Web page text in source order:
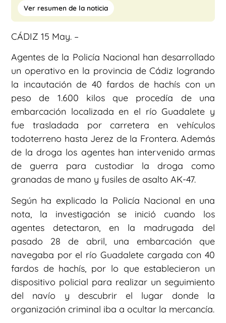
Ver resumen de la noticia
CÁDIZ 15 May. –
Agentes de la Policía Nacional han desarrollado
un operativo en la provincia de Cádiz logrando
la incautación de 40 fardos de hachís con un
peso de 1.600 kilos que procedía de una
embarcación localizada en el río Guadalete y
fue trasladada por carretera en vehículos
todoterreno hasta Jerez de la Frontera. Además
de la droga los agentes han intervenido armas
de guerra para custodiar la droga como
granadas de mano y fusiles de asalto AK-47.
Según ha explicado la Policía Nacional en una
nota, la investigación se inició cuando los
agentes detectaron, en la madrugada del
pasado 28 de abril, una embarcación que
navegaba por el río Guadalete cargada con 40
fardos de hachís, por lo que establecieron un
dispositivo policial para realizar un seguimiento
del navío y descubrir el lugar donde la
organización criminal iba a ocultar la mercancía.